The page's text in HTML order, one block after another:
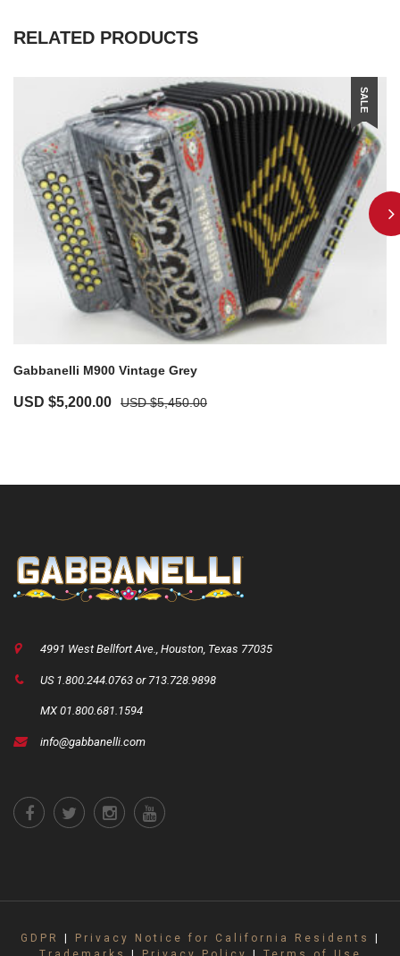
RELATED PRODUCTS
SALE
Gabbanelli M900 Vintage Grey
USD $5,450.00
USD $5,200.00
4991 West Bellfort Ave., Houston, Texas 77035
US 1.800.244.0763 or 713.728.9898
MX 01.800.681.1594
info@gabbanelli.com
GDPR | Privacy Notice for California Residents
|